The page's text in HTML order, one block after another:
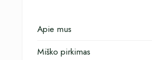
Apie mus
Miško pirkimas